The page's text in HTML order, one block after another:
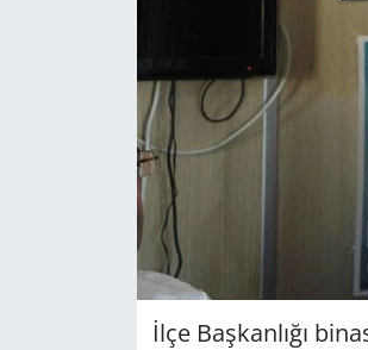
İlçe Başkanlığı
POLİTİKA
RESMİ İLANLAR
SAĞLIK
SİYASET